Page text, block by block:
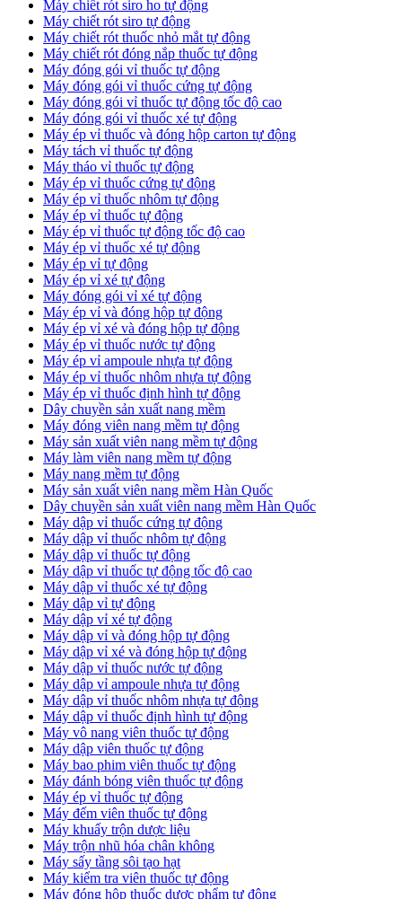
​Máy chiết rót siro ho tự động
​Máy chiết rót siro tự động
​Máy chiết rót thuốc nhỏ mắt tự động
​Máy chiết rót đóng nắp thuốc tự động
​Máy đóng gói vỉ thuốc tự động
Máy đóng gói vỉ thuốc cứng tự động
Máy đóng gói vỉ thuốc tự động tốc độ cao
Máy đóng gói vỉ thuốc xé tự động
​Máy ép vỉ thuốc và đóng hộp carton tự động
​Máy tách vỉ thuốc tự động
​Máy tháo vỉ thuốc tự động
​Máy ép vỉ thuốc cứng tự động
Máy ép vỉ thuốc nhôm tự động
Máy ép vỉ thuốc tự động​
​Máy ép vỉ thuốc tự động tốc độ cao
​Máy ép vỉ thuốc xé tự động
​Máy ép vỉ tự động
​Máy ép vỉ xé tự động
​Máy đóng gói vỉ xé tự động
​Máy ép vỉ và đóng hộp tự động
​Máy ép vỉ xé và đóng hộp tự động
​Máy ép vỉ thuốc nước tự động
​Máy ép vỉ ampoule nhựa tự động
Máy ép vỉ thuốc nhôm nhựa tự động
​Máy ép vỉ thuốc định hình tự động
​Dây chuyền sản xuất nang mềm
Máy đóng viên nang mềm tự động
​Máy sản xuất viên nang mềm tự động
Máy làm viên nang mềm tự động
Máy nang mềm tự động
​Máy sản xuất viên nang mềm Hàn Quốc
​Dây chuyền sản xuất viên nang mềm Hàn Quốc
Máy dập vỉ thuốc cứng tự động
Máy dập vỉ thuốc nhôm tự động
Máy dập vỉ thuốc tự động​
​Máy dập vỉ thuốc tự động tốc độ cao
Máy dập vỉ thuốc xé tự động
​Máy dập vỉ tự động
​Máy dập vỉ xé tự động
​Máy dập vỉ và đóng hộp tự động
​Máy dập vỉ xé và đóng hộp tự động
​Máy dập vỉ thuốc nước tự động
Máy dập vỉ ampoule nhựa tự động
Máy dập vỉ thuốc nhôm nhựa tự động
Máy dập vỉ thuốc định hình tự động
Máy vô nang viên thuốc tự động
Máy dập viên thuốc tự động
Máy bao phim viên thuốc tự động
Máy đánh bóng viên thuốc tự động
Máy ép vỉ thuốc tự động
Máy đếm viên thuốc tự động
Máy khuấy trộn dược liệu
Máy trộn nhũ hóa chân không
Máy sấy tầng sôi tạo hạt
Máy kiểm tra viên thuốc tự động
Máy đóng hộp thuốc dược phẩm tự động